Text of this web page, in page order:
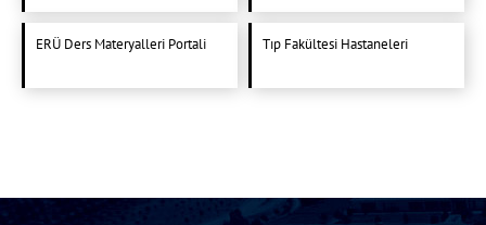
ERÜ Ders Materyalleri Portali Tıp Fakültesi Hastaneleri